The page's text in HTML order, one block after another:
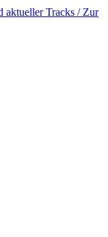
aktueller Tracks / Zur